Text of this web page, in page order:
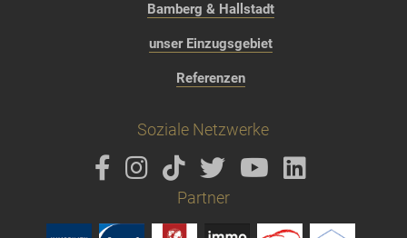
Bamberg & Hallstadt
unser Einzugsgebiet
Referenzen
Soziale Netzwerke
Partner